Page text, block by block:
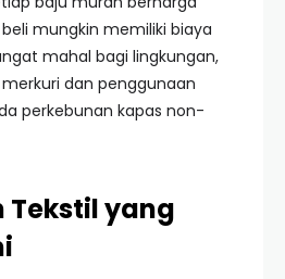
mungkin memiliki biaya
mahal bagi lingkungan,
dan penggunaan
perkebunan kapas non-
Tekstil yang